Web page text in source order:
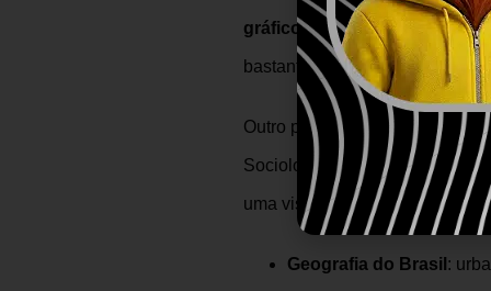
gráficos e tabelas, pedindo ao
bastante ênfase em temas
Outro ponto importante é que
Sociologia ou mesmo
uma visão crítica e
Geografia do Brasil :